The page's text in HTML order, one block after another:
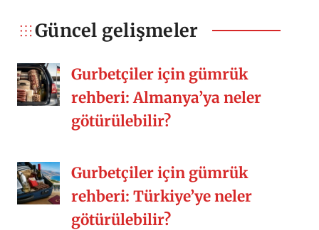
kalıyor. O güzel arkadaşlıklar,
kalabalık sofralar, misafirperverlik,
[…]
Güncel gelişmeler
Gurbetçiler için gümrük
rehberi: Almanya’ya neler
götürülebilir?
Gurbetçiler için gümrük
rehberi: Türkiye’ye neler
götürülebilir?